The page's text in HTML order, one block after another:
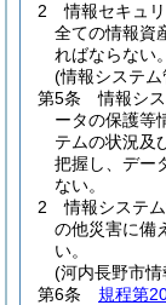
2
情報セキュ
全ての情報資
ればならない。
(情報システ
第5条
情報シ
ータの保護等
テムの状況及
把握し、デー
ない。
2
情報システ
の他災害に備
い。
(河内長野市
第6条
規程第